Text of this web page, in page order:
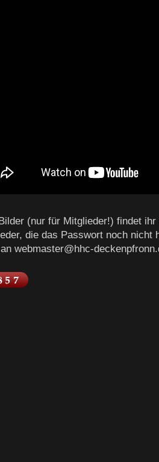
(nur für Mitglieder!) findet
die das Passwort noch nicht
webmaster@hhc-